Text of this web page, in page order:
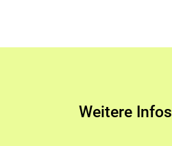
Weitere Infos